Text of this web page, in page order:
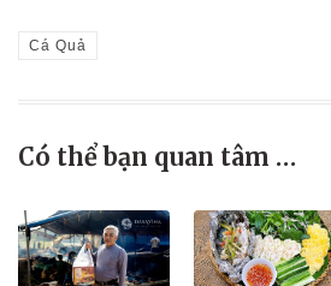
Cá Quả
Có thể bạn quan tâm …